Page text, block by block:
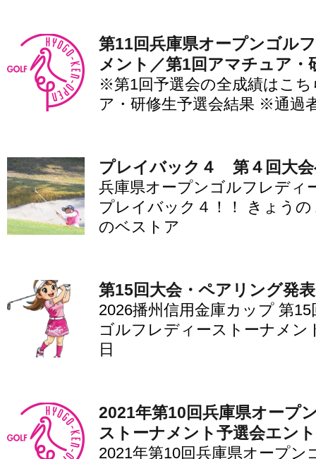
第11回兵庫県オープンゴル
メント／第1回アマチュア・
※第1回予選会の全成績はこ
ア・研修生予選会結果 ※通過
プレイバック４ 第４回大
兵庫県オープンゴルフレディ
プレイバック４！！ きょう
のベストア
第15回大会・ペアリング発表
2026播州信用金庫カップ 第
ゴルフレディーストーナメン
日
2021年第10回兵庫県オープ
ストーナメント予選会エン
2021年第10回兵庫県オープン